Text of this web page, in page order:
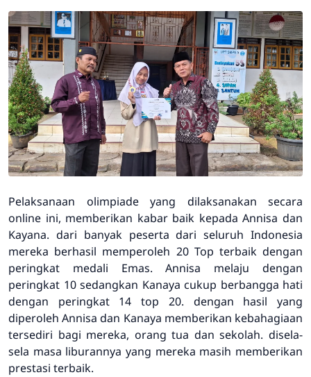
Pelaksanaan olimpiade yang dilaksanakan secara
online ini, memberikan kabar baik kepada Annisa dan
Kayana. dari banyak peserta dari seluruh Indonesia
mereka berhasil memperoleh 20 Top terbaik dengan
peringkat medali Emas. Annisa melaju dengan
peringkat 10 sedangkan Kanaya cukup berbangga hati
dengan peringkat 14 top 20. dengan hasil yang
diperoleh Annisa dan Kanaya memberikan kebahagiaan
tersediri bagi mereka, orang tua dan sekolah. disela-
sela masa liburannya yang mereka masih memberikan
prestasi terbaik.